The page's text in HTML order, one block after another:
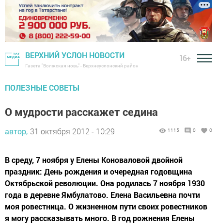
ВЕРХНИЙ УСЛОН НОВОСТИ
Газета "Волжская новь" - Верхнеуслонский район
16+
ПОЛЕЗНЫЕ СОВЕТЫ
О мудрости расскажет седина
автор, 31 октября 2012 - 10:29 1115 0 0
В среду, 7 ноября у Елены Коноваловой двойной
праздник: День рождения и очередная годовщина
Октябрьской революции. Она родилась 7 ноября 1930
года в деревне Ямбулатово. Елена Васильевна почти
моя ровестница. О жизненном пути своих ровестников
я могу рассказывать много. В год рожнения Елены